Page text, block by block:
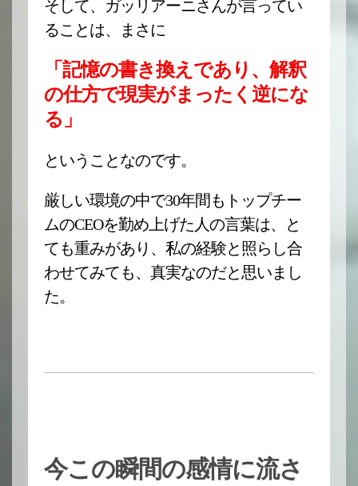
そして、ガッリアーニさんが言ってい
ることは、まさに
「記憶の書き換えであり、解釈
の仕方で現実がまったく逆にな
る」
ということなのです。
厳しい環境の中で30年間もトップチー
ムのCEOを勤め上げた人の言葉は、と
ても重みがあり、私の経験と照らし合
わせてみても、真実なのだと思いまし
た。
今この瞬間の感情に流さ